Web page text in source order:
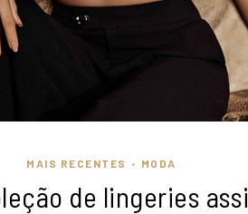
MAIS RECENTES • MODA
de lingeries